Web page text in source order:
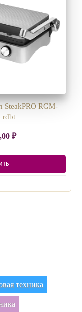
SteakPRO RGM-
rdbt
₽
техника